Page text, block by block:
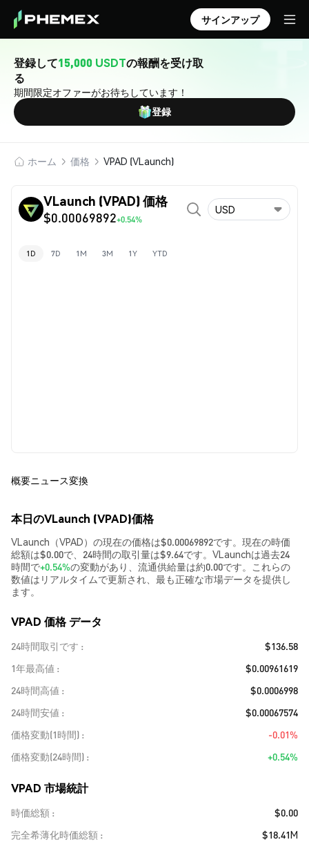
サインアップ
登録して15,000 USDTの報酬を受け取
る
期間限定オファーがお待ちしています！
登録
ホーム 価格 VPAD (VLaunch)
VLaunch (VPAD) 価格
$0.00069892+0.54%
USD
1D 7D 1M 3M 1Y YTD
概要ニュース変換
本日のVLaunch (VPAD)価格
VLaunch（VPAD）の現在の価格は$0.00069892です。現在の時価
総額は$0.00で、24時間の取引量は$9.64です。VLaunchは過去24
時間で+0.54%の変動があり、流通供給量は約0.00です。これらの
数値はリアルタイムで更新され、最も正確な市場データを提供し
ます。
VPAD 価格 データ
24時間取引です
$136.58
1年最高値
$0.00961619
24時間高値
$0.0006998
24時間安値
$0.00067574
価格変動(1時間)
-0.01%
価格変動(24時間)
+0.54%
VPAD 市場統計
時価総額
$0.00
完全希薄化時価総額
$18.41M